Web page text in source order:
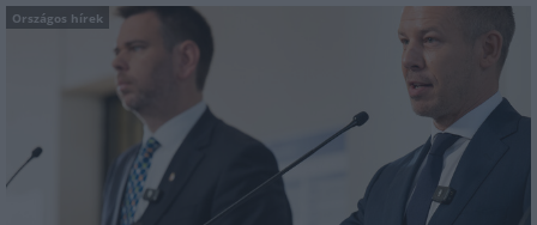
Országos hírek